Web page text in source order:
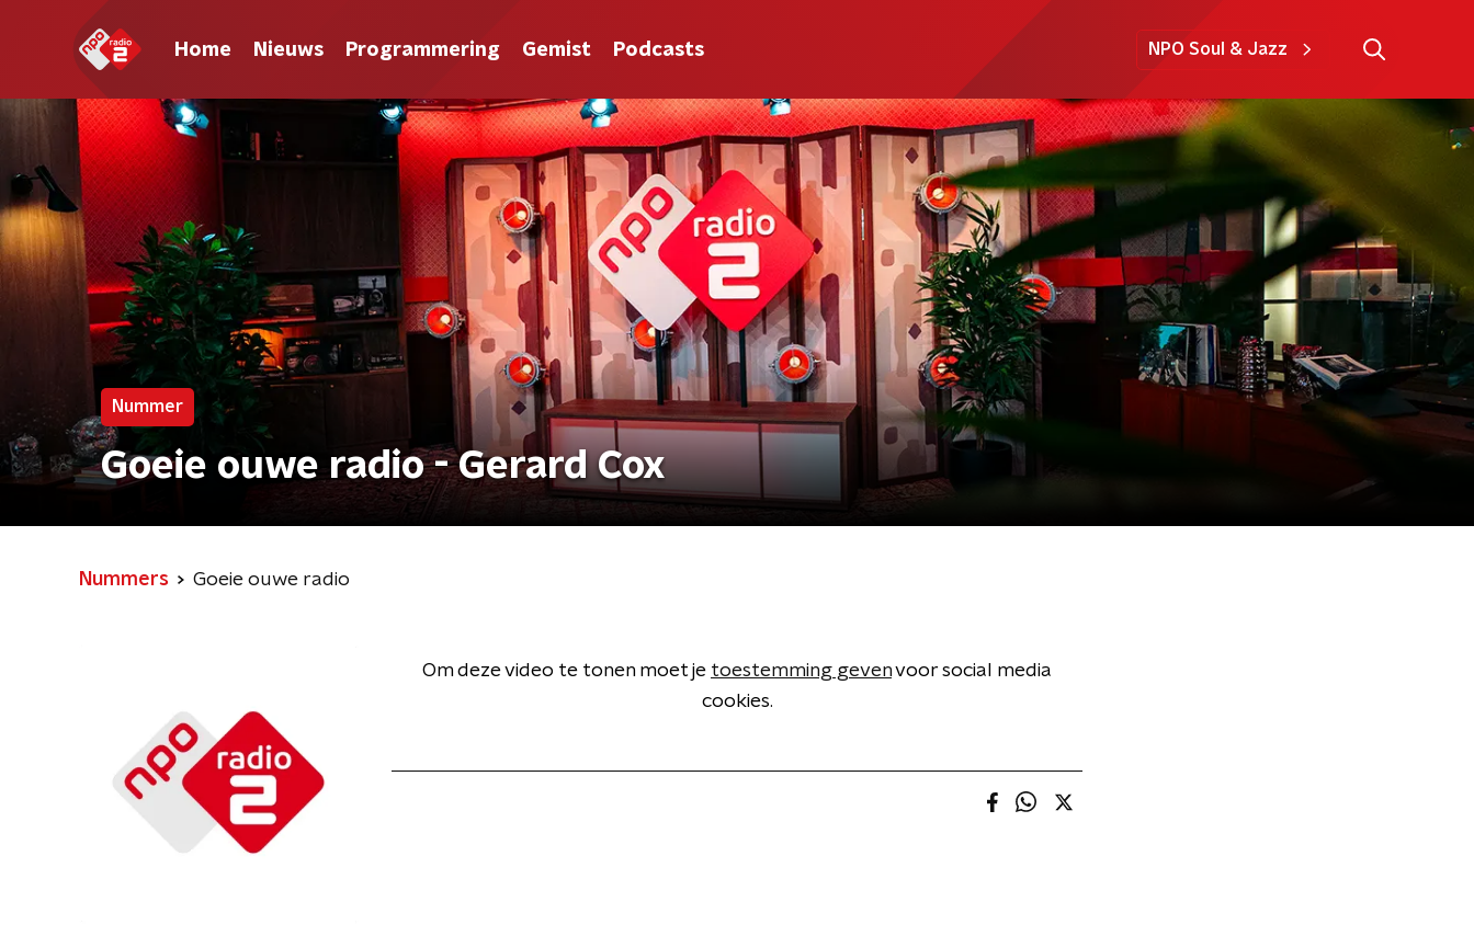
Home Nieuws Programmering Gemist Podcasts NPO Soul & Jazz
Nummer
Goeie ouwe radio - Gerard Cox
Nummers Goeie ouwe radio
Om deze video te tonen moet je toestemming gevenvoor social media
cookies.